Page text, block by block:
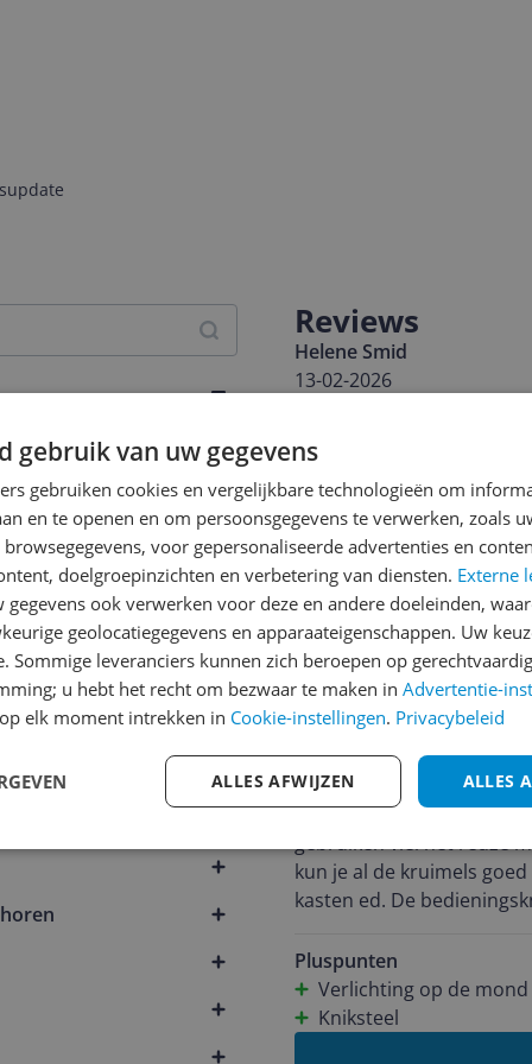
Reviews
Helene Smid
13-02-2026
wel gratis nieuwe
knikarm wil niet meer
de accu is snel leeg,
kinderen meer thuis, geen hond,
anderhalf jaar in de
Pluspunten
Snoerloos
k**@l******
Toen ik de stofzuiger
gebruiken viel het reuze
kun je al de kruimels goed zien. De kniksteel is
kasten ed. De
Het zou handig zijn als
Pluspunten
Verlichting op de mond
Kniksteel
gebruik van uw gegevens
gebruiken cookies en vergelijkbare technologieën om
en te openen en om persoonsgegevens te verwerken, zoals
voor gepersonaliseerde advertenties en
doelgroepinzichten en verbetering van diensten. Externe
gegevens ook verwerken voor deze en andere doeleinden,
geolocatiegegevens en apparaateigenschappen. Uw
Sommige leveranciers kunnen zich beroepen op
u hebt het recht om bezwaar te maken in Advertentie-
elk moment intrekken in Cookie-instellingen. Privacybeleid
ALLES
ALLES AFWIJZEN